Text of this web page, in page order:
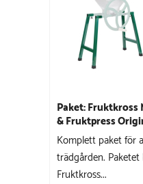
Paket: Fruktkross
& Fruktpress
Komplett paket för
trädgården.
Fruktkross...